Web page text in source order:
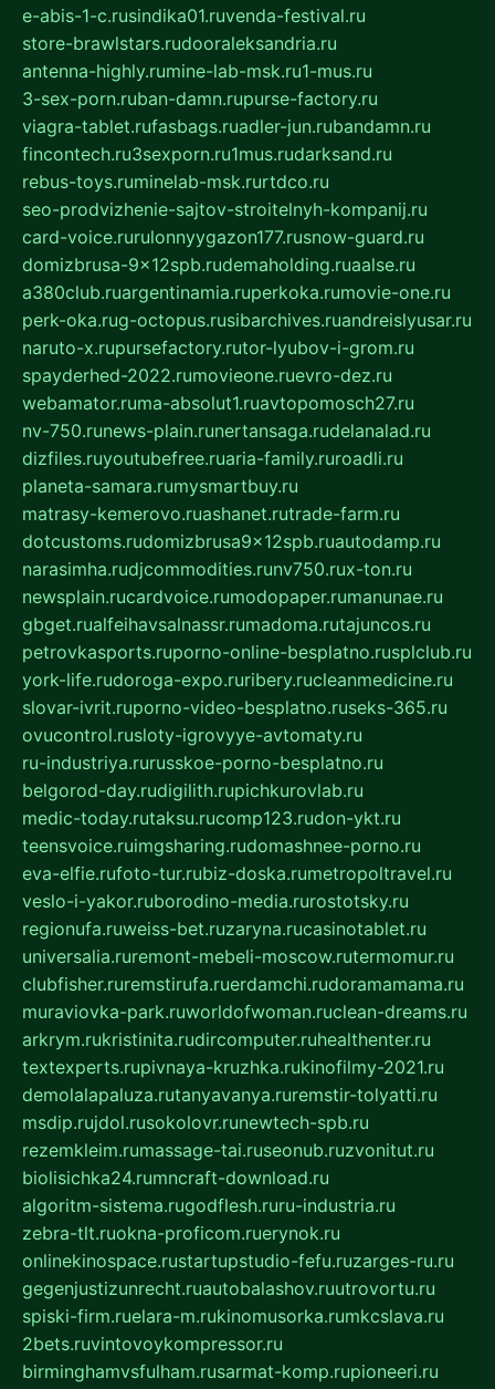
e-abis-1-c.rusindika01.ruvenda-festival.ru
store-brawlstars.rudooraleksandria.ru
antenna-highly.rumine-lab-msk.ru1-mus.ru
3-sex-porn.ruban-damn.rupurse-factory.ru
viagra-tablet.rufasbags.ruadler-jun.rubandamn.ru
fincontech.ru3sexporn.ru1mus.rudarksand.ru
rebus-toys.ruminelab-msk.rurtdco.ru
seo-prodvizhenie-sajtov-stroitelnyh-kompanij.ru
card-voice.rurulonnyygazon177.rusnow-guard.ru
domizbrusa-9x12spb.rudemaholding.ruaalse.ru
a380club.ruargentinamia.ruperkoka.rumovie-one.ru
perk-oka.rug-octopus.rusibarchives.ruandreislyusar.ru
naruto-x.rupursefactory.rutor-lyubov-i-grom.ru
spayderhed-2022.rumovieone.ruevro-dez.ru
webamator.ruma-absolut1.ruavtopomosch27.ru
nv-750.runews-plain.runertansaga.rudelanalad.ru
dizfiles.ruyoutubefree.ruaria-family.ruroadli.ru
planeta-samara.rumysmartbuy.ru
matrasy-kemerovo.ruashanet.rutrade-farm.ru
dotcustoms.rudomizbrusa9x12spb.ruautodamp.ru
narasimha.rudjcommodities.runv750.rux-ton.ru
newsplain.rucardvoice.rumodopaper.rumanunae.ru
gbget.rualfeihavsalnassr.rumadoma.rutajuncos.ru
petrovkasports.ruporno-online-besplatno.rusplclub.ru
york-life.rudoroga-expo.ruribery.rucleanmedicine.ru
slovar-ivrit.ruporno-video-besplatno.ruseks-365.ru
ovucontrol.rusloty-igrovyye-avtomaty.ru
ru-industriya.rurusskoe-porno-besplatno.ru
belgorod-day.rudigilith.rupichkurovlab.ru
medic-today.rutaksu.rucomp123.rudon-ykt.ru
teensvoice.ruimgsharing.rudomashnee-porno.ru
eva-elfie.rufoto-tur.rubiz-doska.rumetropoltravel.ru
veslo-i-yakor.ruborodino-media.rurostotsky.ru
regionufa.ruweiss-bet.ruzaryna.rucasinotablet.ru
universalia.ruremont-mebeli-moscow.rutermomur.ru
clubfisher.ruremstirufa.ruerdamchi.rudoramamama.ru
muraviovka-park.ruworldofwoman.ruclean-dreams.ru
arkrym.rukristinita.rudircomputer.ruhealthenter.ru
textexperts.rupivnaya-kruzhka.rukinofilmy-2021.ru
demolalapaluza.rutanyavanya.ruremstir-tolyatti.ru
msdip.rujdol.rusokolovr.runewtech-spb.ru
rezemkleim.rumassage-tai.ruseonub.ruzvonitut.ru
biolisichka24.rumncraft-download.ru
algoritm-sistema.rugodflesh.ruru-industria.ru
zebra-tlt.ruokna-proficom.ruerynok.ru
onlinekinospace.rustartupstudio-fefu.ruzarges-ru.ru
gegenjustizunrecht.ruautobalashov.ruutrovortu.ru
spiski-firm.ruelara-m.rukinomusorka.rumkcslava.ru
2bets.ruvintovoykompressor.ru
birminghamvsfulham.rusarmat-komp.rupioneeri.ru